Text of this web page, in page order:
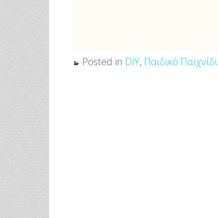
Posted in DIY, Παιδικό Παιχνίδι
Υπερπαραγωγή Στην Αίγινα